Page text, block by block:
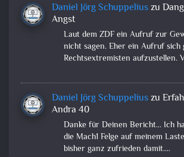
Daniel Jörg Schuppeliuszu
Angst
Laut dem ZDF ein Aufruf zur
nicht sagen. Eher ein Aufruf sich
Rechtsextremisten aufzustellen.
Daniel Jörg Schuppeliuszu
Andra 40
Danke für Deinen Bericht... Ich
die Mach1 Felge auf meinem
bisher ganz zufrieden damit.…